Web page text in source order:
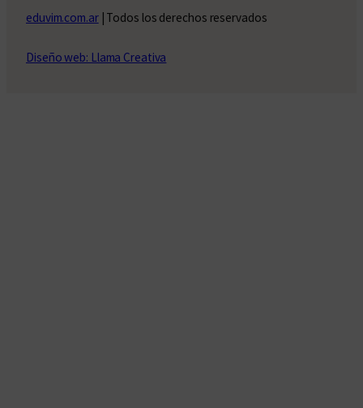
eduvim.com.ar| Todos los derechos reservados
Diseño web: Llama Creativa